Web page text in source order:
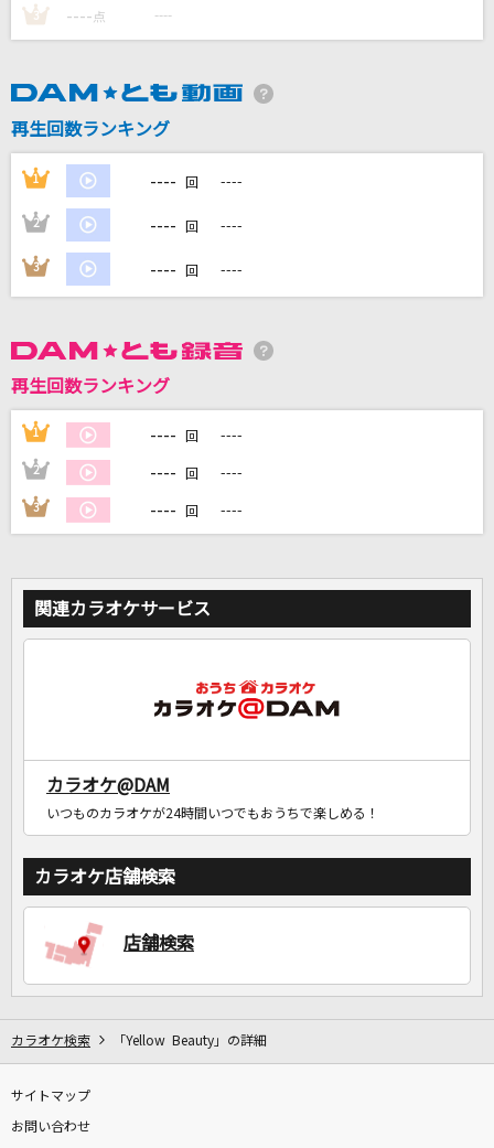
[生音]Bolero～4th LIVE TOUR ver.～
SEKAI NO OWARI(世界の終わり)
カラオケ最新情報をチェック！
3 ---- 点 ----
再生回数ランキング
1 ---- 回 ----
2 ---- 回 ----
3 ---- 回 ----
再生回数ランキング
1 ---- 回 ----
2 ---- 回 ----
3 ---- 回 ----
関連カラオケサービス
カラオケ@DAM
いつものカラオケが24時間いつでもおうちで楽しめる！
カラオケ店舗検索
店舗検索
カラオケ検索 「Yellow Beauty」の詳細
サイトマップ
お問い合わせ